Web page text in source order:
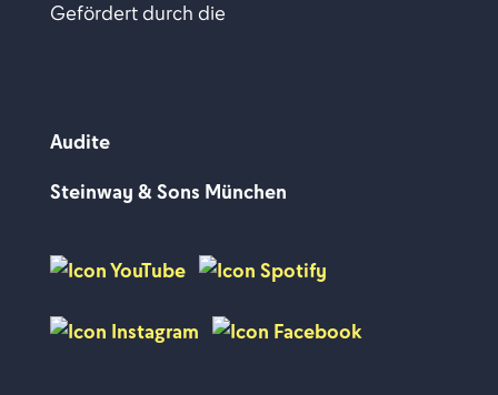
Gefördert durch die
Audite
Steinway & Sons München